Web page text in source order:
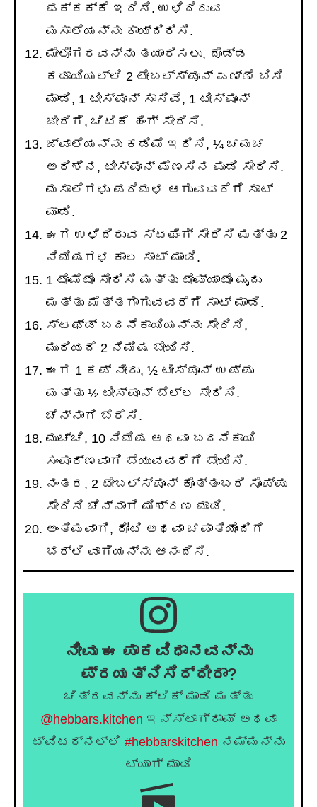
ಪಕ್ಕಕ್ಕೆ ಇರಿಸಿ. ಉಳಿದಿರುವ
ಮಸಾಲೆಯನ್ನು ಕಾಯ್ದಿರಿಸಿ.
ಮೇಲೋಗರವನ್ನು ತಯಾರಿಸಲು, ದೊಡ್ಡ
ಕಡಾಯಿಯಲ್ಲಿ 2 ಟೇಬಲ್ಸ್ಪೂನ್ ಎಣ್ಣೆ ಬಿಸಿ
ಮಾಡಿ, 1 ಟೀಸ್ಪೂನ್ ಸಾಸಿವೆ, 1 ಟೀಸ್ಪೂನ್
ಜೀರಿಗೆ, ಚಿಟಿಕೆ ಹಿಂಗ್ ಸೇರಿಸಿ.
ಜ್ವಾಲೆಯನ್ನು ಕಡಿಮೆ ಇರಿಸಿ, ¼ ಚಮಚ
ಅರಿಶಿನ, ಟೀಸ್ಪೂನ್ ಮೆಣಸಿನ ಪುಡಿ ಸೇರಿಸಿ.
ಮಸಾಲೆಗಳು ಪರಿಮಳ ಆಗುವವರೆಗೆ ಸಾಟ್
ಮಾಡಿ.
ಈಗ ಉಳಿದಿರುವ ಸ್ಟಫಿಂಗ್ ಸೇರಿಸಿ ಮತ್ತು 2
ನಿಮಿಷಗಳ ಕಾಲ ಸಾಟ್ ಮಾಡಿ.
1 ಟೊಮೆಟೊ ಸೇರಿಸಿ ಮತ್ತು ಟೊಮ್ಯಾಟೊ ಮೃದು
ಮತ್ತು ಮೆತ್ತಗಾಗುವವರೆಗೆ ಸಾಟ್ ಮಾಡಿ.
ಸ್ಟಫ್ಡ್ ಬದನೆಕಾಯಿಯನ್ನು ಸೇರಿಸಿ,
ಮುರಿಯದೆ 2 ನಿಮಿಷ ಬೇಯಿಸಿ.
ಈಗ 1 ಕಪ್ ನೀರು, ½ ಟೀಸ್ಪೂನ್ ಉಪ್ಪು
ಮತ್ತು ½ ಟೀಸ್ಪೂನ್ ಬೆಲ್ಲ ಸೇರಿಸಿ.
ಚೆನ್ನಾಗಿ ಬೆರೆಸಿ.
ಮುಚ್ಚಿ, 10 ನಿಮಿಷ ಅಥವಾ ಬದನೆಕಾಯಿ
ಸಂಪೂರ್ಣವಾಗಿ ಬೆಯುವವರೆಗೆ ಬೇಯಿಸಿ.
ನಂತರ, 2 ಟೇಬಲ್ಸ್ಪೂನ್ ಕೊತ್ತಂಬರಿ ಸೊಪ್ಪು
ಸೇರಿಸಿ ಚೆನ್ನಾಗಿ ಮಿಶ್ರಣ ಮಾಡಿ.
ಅಂತಿಮವಾಗಿ, ರೋಟಿ ಅಥವಾ ಚಪಾತಿಯೊಂದಿಗೆ
ಭರ್ಲಿ ವಾಂಗಿಯನ್ನು ಆನಂದಿಸಿ.
ನೀವು ಈ ಪಾಕವಿಧಾನವನ್ನು
ಪ್ರಯತ್ನಿಸಿದ್ದೀರಾ?
ಚಿತ್ರವನ್ನು ಕ್ಲಿಕ್ ಮಾಡಿ ಮತ್ತು
@hebbars.kitchen ಇನ್ಸ್ಟಾಗ್ರಾಮ್ ಅಥವಾ
ಟ್ವಿಟರ್‌ನಲ್ಲಿ #hebbarskitchen ನಮ್ಮನ್ನು
ಟ್ಯಾಗ್ ಮಾಡಿ